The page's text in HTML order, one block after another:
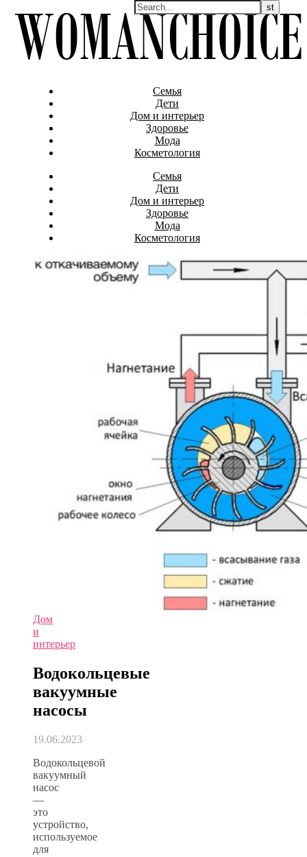
Семья
Дети
Дом и интерьер
Здоровье
Мода
Косметология
Семья
Дети
Дом и интерьер
Здоровье
Мода
Косметология
Дом
и
интерьер
Водокольцевые
вакуумные
насосы
19.06.2023
Водокольцевой
вакуумный
насос
—
это
устройство,
используемое
для